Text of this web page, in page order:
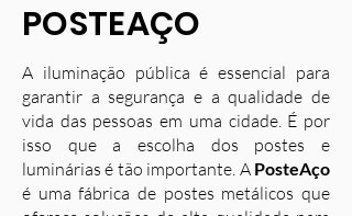
POSTEAÇO
A iluminação pública é essencial para
garantir a segurança e a qualidade de
vida das pessoas em uma cidade. É por
isso que a escolha dos postes e
luminárias é tão importante. A PosteAço
é uma fábrica de postes metálicos que